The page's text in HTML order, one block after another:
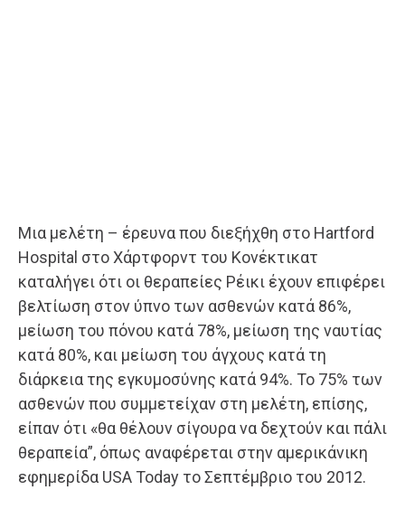
Μια μελέτη – έρευνα που διεξήχθη στο Hartford
Hospital στο Χάρτφορντ του Κονέκτικατ
καταλήγει ότι οι θεραπείες Ρέικι έχουν επιφέρει
βελτίωση στον ύπνο των ασθενών κατά 86%,
μείωση του πόνου κατά 78%, μείωση της ναυτίας
κατά 80%, και μείωση του άγχους κατά τη
διάρκεια της εγκυμοσύνης κατά 94%. Το 75% των
ασθενών που συμμετείχαν στη μελέτη, επίσης,
είπαν ότι «θα θέλουν σίγουρα να δεχτούν και πάλι
θεραπεία”, όπως αναφέρεται στην αμερικάνικη
εφημερίδα USA Today το Σεπτέμβριο του 2012.